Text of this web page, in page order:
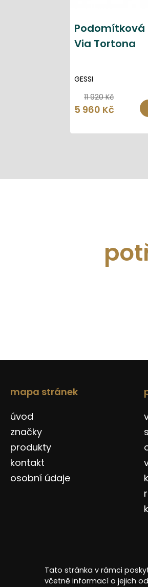
Via Tortona
GESSI
11 920 Kč
5 960 Kč
mapa stránek
úvod
značky
produkty
kontakt
osobní údaje
Copyright © 2026 Design Bath SE
Tato stránka v rámci
včetně informací o jejich